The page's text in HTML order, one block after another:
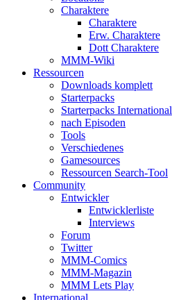
Charaktere
Charaktere
Erw. Charaktere
Dott Charaktere
MMM-Wiki
Ressourcen
Downloads komplett
Starterpacks
Starterpacks International
nach Episoden
Tools
Verschiedenes
Gamesources
Ressourcen Search-Tool
Community
Entwickler
Entwicklerliste
Interviews
Forum
Twitter
MMM-Comics
MMM-Magazin
MMM Lets Play
International